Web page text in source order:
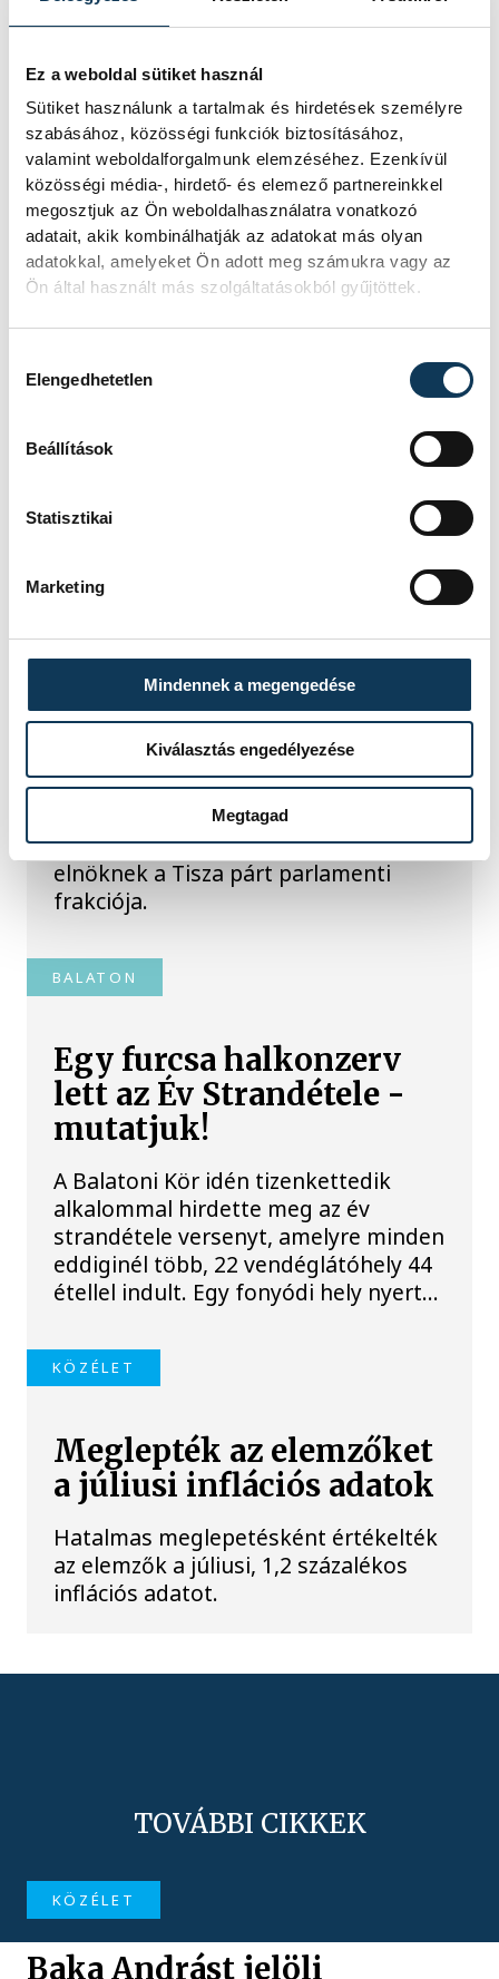
Ez a weboldal sütiket használ
Sütiket használunk a tartalmak és hirdetések személyre
szabásához, közösségi funkciók biztosításához,
valamint weboldalforgalmunk elemzéséhez. Ezenkívül
közösségi média-, hirdető- és elemező partnereinkkel
megosztjuk az Ön weboldalhasználatra vonatkozó
adatait, akik kombinálhatják az adatokat más olyan
adatokkal, amelyeket Ön adott meg számukra vagy az
Ön által használt más szolgáltatásokból gyűjtöttek.
Elengedhetetlen
Beállítások
Statisztikai
Marketing
Mindennek a megengedése
Kiválasztás engedélyezése
Megtagad
Baka Andrást jelöli
államfőnek a Tisza
parlamenti frakciója
Baka Andrást, a Legfelsőbb Bíróság
korábbi elnökét jelöli köztársasági
elnöknek a Tisza párt parlamenti
frakciója.
BALATON
Egy furcsa halkonzerv
lett az Év Strandétele -
mutatjuk!
A Balatoni Kör idén tizenkettedik
alkalommal hirdette meg az év
strandétele versenyt, amelyre minden
eddiginél több, 22 vendéglátóhely 44
étellel indult. Egy fonyódi hely nyert...
KÖZÉLET
Meglepték az elemzőket
a júliusi inflációs adatok
Hatalmas meglepetésként értékelték
az elemzők a júliusi, 1,2 százalékos
inflációs adatot.
TOVÁBBI CIKKEK
KÖZÉLET
Baka Andrást jelöli